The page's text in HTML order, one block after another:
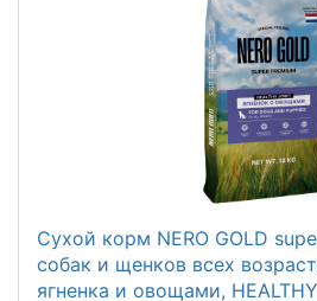
Сухой корм NERO GOLD
собак и щенков всех
ягненка и овощами,